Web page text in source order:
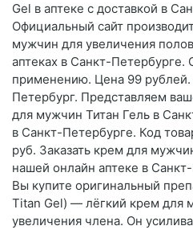
Gel в аптеке с доставкой в
Официальный сайт
мужчин для увеличения
аптеках в Санкт-Петербурге.
применению. Цена 99
Петербург. Представляем
для мужчин Титан Гель в
в Санкт-Петербурге. Код
руб. Заказать крем для
нашей онлайн аптеке в
Вы купите оригинальный
Titan Gel) — лёгкий крем для
увеличения члена. Он